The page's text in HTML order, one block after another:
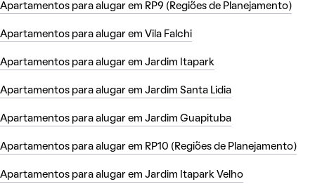
Apartamentos para alugar em RP9 (Regiões de Planejamento)
Apartamentos para alugar em Vila Falchi
Apartamentos para alugar em Jardim Itapark
Apartamentos para alugar em Jardim Santa Lidia
Apartamentos para alugar em Jardim Guapituba
Apartamentos para alugar em RP10 (Regiões de Planejamento)
Apartamentos para alugar em Jardim Itapark Velho